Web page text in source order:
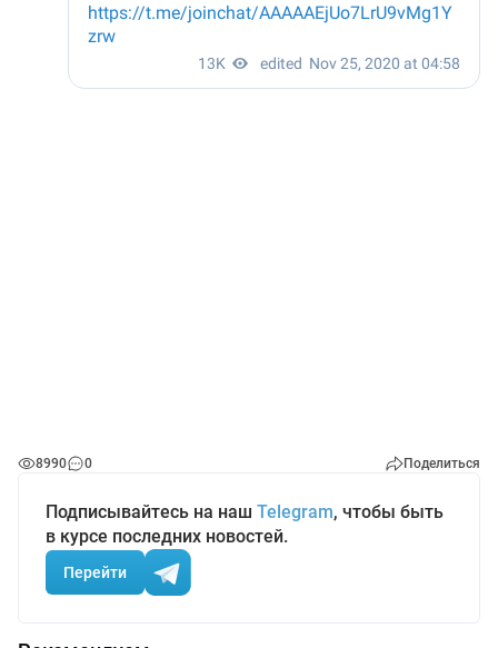
8990 0 Поделиться
Подписывайтесь на наш Telegram, чтобы быть
в курсе последних новостей.
Перейти